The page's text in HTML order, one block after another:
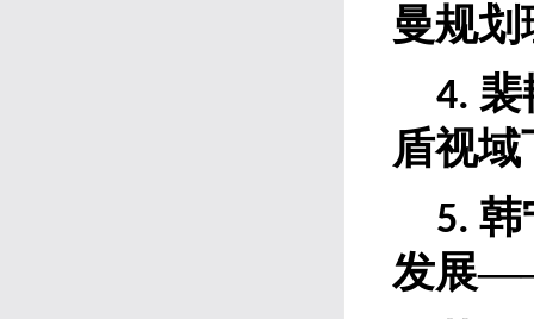
曼规
4. 裴
盾视
5. 韩
发展